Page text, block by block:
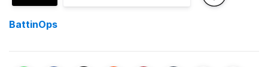
BattinOps